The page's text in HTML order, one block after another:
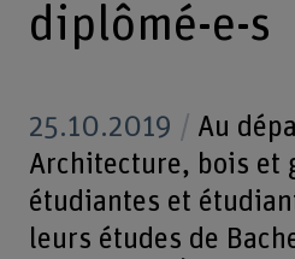
diplômé-e-s
25.10.2019
Au
Architecture, bois et
étudiantes et
leurs études de